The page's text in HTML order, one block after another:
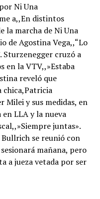
Ni Una
a,,En distintos
la marcha de Ni Una
de Agostina Vega,,“Lo
Sturzenegger cruzó a
en la VTV,,»Estaba
reveló que
chica,Patricia
y sus medidas, en
LLA y la nueva
juntas».
se reunió con
mañana, pero
a jueza vetada por ser